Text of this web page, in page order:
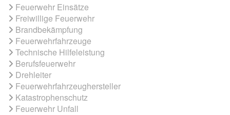
Feuerwehr Einsätze
Freiwillige Feuerwehr
Brandbekämpfung
Feuerwehrfahrzeuge
Technische Hilfeleistung
Berufsfeuerwehr
Drehleiter
Feuerwehrfahrzeughersteller
Katastrophenschutz
Feuerwehr Unfall